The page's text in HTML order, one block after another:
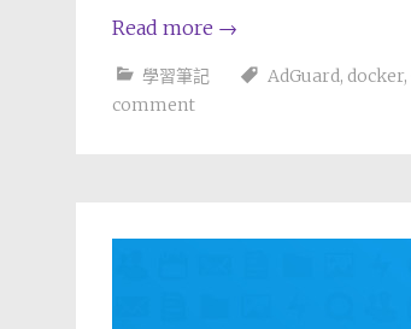
Read more →
學習筆記 AdGuard, docker,
comment